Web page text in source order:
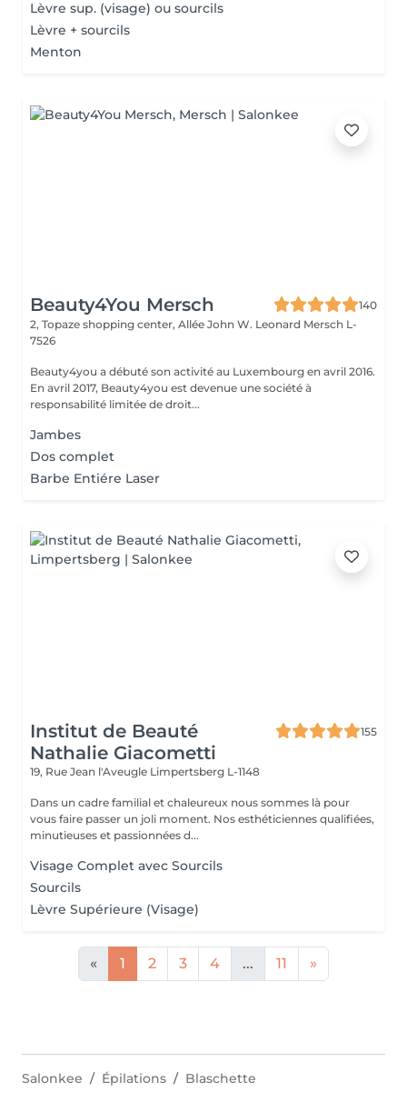
Lèvre sup. (visage) ou sourcils
Lèvre + sourcils
Menton
Beauty4You Mersch
140
2, Topaze shopping center, Allée John W. Leonard Mersch L-
7526
Beauty4you a débuté son activité au Luxembourg en avril 2016.
En avril 2017, Beauty4you est devenue une société à
responsabilité limitée de droit...
Jambes
Dos complet
Barbe Entiére Laser
Institut de Beauté
Nathalie Giacometti
155
19, Rue Jean l'Aveugle Limpertsberg L-1148
Dans un cadre familial et chaleureux nous sommes là pour
vous faire passer un joli moment. Nos esthéticiennes qualifiées,
minutieuses et passionnées d...
Visage Complet avec Sourcils
Sourcils
Lèvre Supérieure (Visage)
« 1 2 3 4 ... 11 »
Salonkee Épilations Blaschette